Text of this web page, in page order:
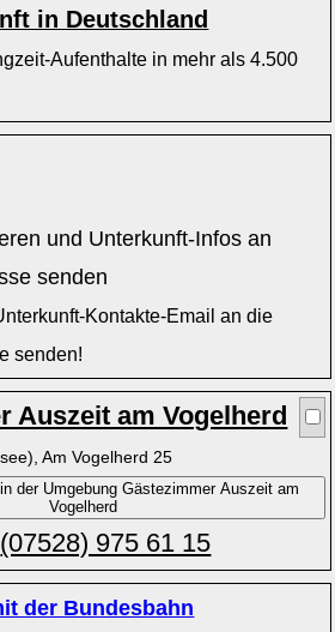
in Deutschland
Aufenthalte in mehr als 4.500
Kontakte-Email an die
senden!
Auszeit am Vogelherd
Am Vogelherd 25
(07528) 975 61 15
der Bundesbahn